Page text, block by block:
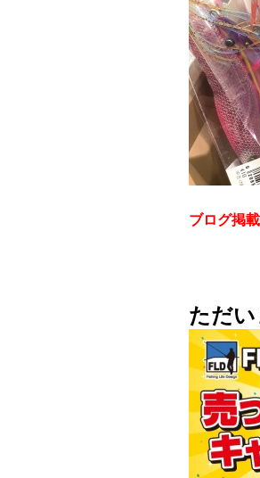
ブログ掲
ただい